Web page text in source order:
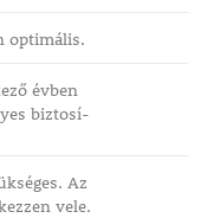
optimális.
évben
biztosí-
Az
vele.